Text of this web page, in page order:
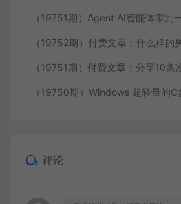
评论